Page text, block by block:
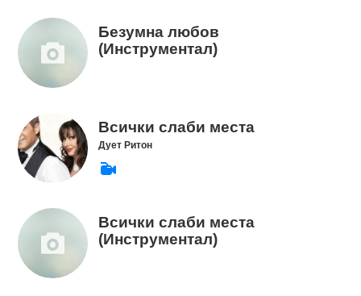
Безумна любов
(Инструментал)
Всички слаби места
Дует Ритон
Всички слаби места
(Инструментал)